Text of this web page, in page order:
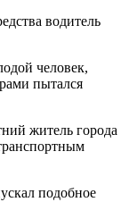
водитель
человек,
пытался
житель города
подобное